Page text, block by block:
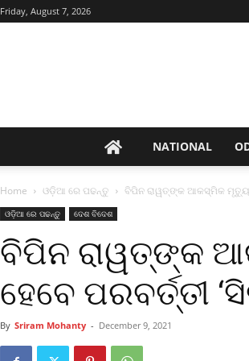
Friday, August 7, 2026
NATIONAL
Home ଓଡ଼ିଆ ରେ ପଢନ୍ତୁ ବିପିନ ରାୱତ୍‌ଙ୍କ ଆକସ୍ମିକ ମୃତ୍ୟୁ
ଓଡ଼ିଆ ରେ ପଢନ୍ତୁ ଦେଶ ବିଦେଶ
ବିପିନ ରାୱତ୍‌ଙ୍କ
ହେବେ ପରବର୍ତ୍ତୀ
By Sriram Mohanty - December 9, 2021